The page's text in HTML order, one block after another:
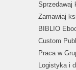
Sprzedawaj
Zamawiaj
BIBLIO
Custom
Praca w
Logistyka i